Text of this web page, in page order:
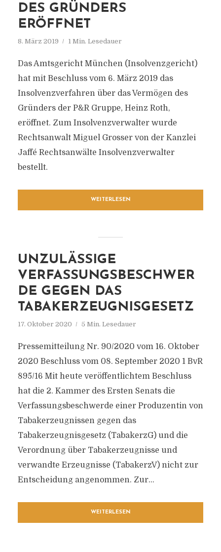
DES GRÜNDERS
ERÖFFNET
8. März 2019 1 Min. Lesedauer
Das Amtsgericht München (Insolvenzgericht)
hat mit Beschluss vom 6. März 2019 das
Insolvenzverfahren über das Vermögen des
Gründers der P&R Gruppe, Heinz Roth,
eröffnet. Zum Insolvenzverwalter wurde
Rechtsanwalt Miguel Grosser von der Kanzlei
Jaffé Rechtsanwälte Insolvenzverwalter
bestellt.
WEITERLESEN
UNZULÄSSIGE
VERFASSUNGSBESCHWER
DE GEGEN DAS
TABAKERZEUGNISGESETZ
17. Oktober 2020 5 Min. Lesedauer
Pressemitteilung Nr. 90/2020 vom 16. Oktober
2020 Beschluss vom 08. September 2020 1 BvR
895/16 Mit heute veröffentlichtem Beschluss
hat die 2. Kammer des Ersten Senats die
Verfassungsbeschwerde einer Produzentin von
Tabakerzeugnissen gegen das
Tabakerzeugnisgesetz (TabakerzG) und die
Verordnung über Tabakerzeugnisse und
verwandte Erzeugnisse (TabakerzV) nicht zur
Entscheidung angenommen. Zur...
WEITERLESEN